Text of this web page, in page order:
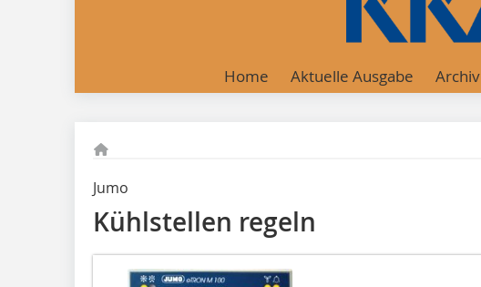
Home Aktuelle Ausgabe Archiv
Jumo
Kühlstellen regeln